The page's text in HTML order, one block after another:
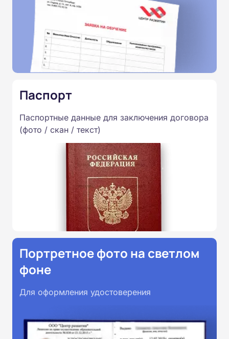
Паспорт
Паспортные данные для заключения договора
(фото / скан / текст)
Портретное фото на светлом
фоне
Для оформления удостоверения